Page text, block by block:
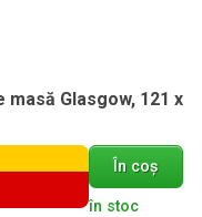
Glasgow, 121 x
În coș
în stoc